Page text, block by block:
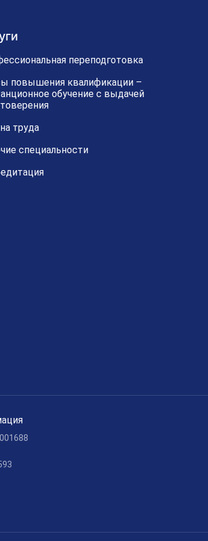
переподготовка
повышения квалификации –
обучение с выдачей
труда
специальности